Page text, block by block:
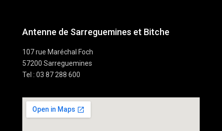
Antenne de Sarreguemines et Bitche
107 rue Maréchal Foch
57200 Sarreguemines
Tel : 03 87 288 600